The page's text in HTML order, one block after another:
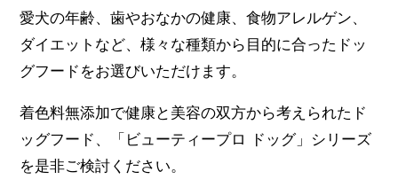
愛犬の年齢、歯やおなかの健康、食物アレルゲン、
ダイエットなど、様々な種類から目的に合ったドッ
グフードをお選びいただけます。
着色料無添加で健康と美容の双方から考えられたド
ッグフード、「ビューティープロ ドッグ」シリーズ
を是非ご検討ください。